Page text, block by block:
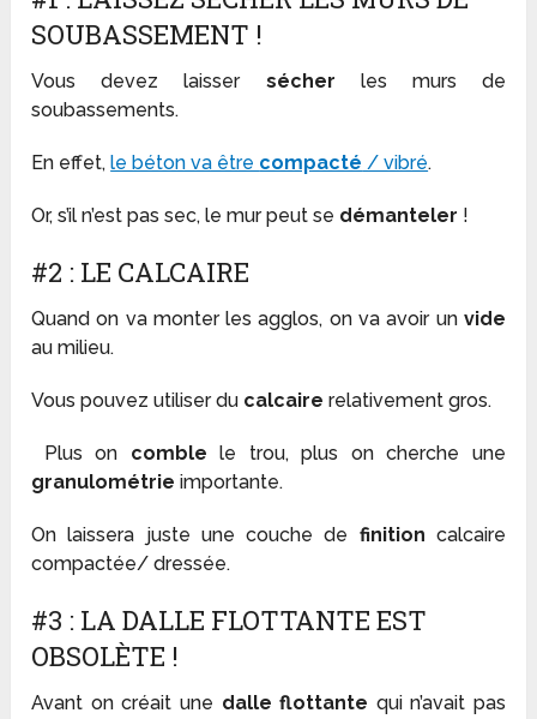
SOUBASSEMENT !
Vous devez laisser sécher les murs de
soubassements.
En effet,le béton va être compacté / vibré.
Or, s’il n’est pas sec, le mur peut se démanteler !
#2 : LE CALCAIRE
Quand on va monter les agglos, on va avoir un vide
au milieu.
Vous pouvez utiliser du calcaire relativement gros.
Plus on comble le trou, plus on cherche une
granulométrie importante.
On laissera juste une couche de finition calcaire
compactée/ dressée.
#3 : LA DALLE FLOTTANTE EST
OBSOLÈTE !
Avant on créait une dalle flottante qui n’avait pas